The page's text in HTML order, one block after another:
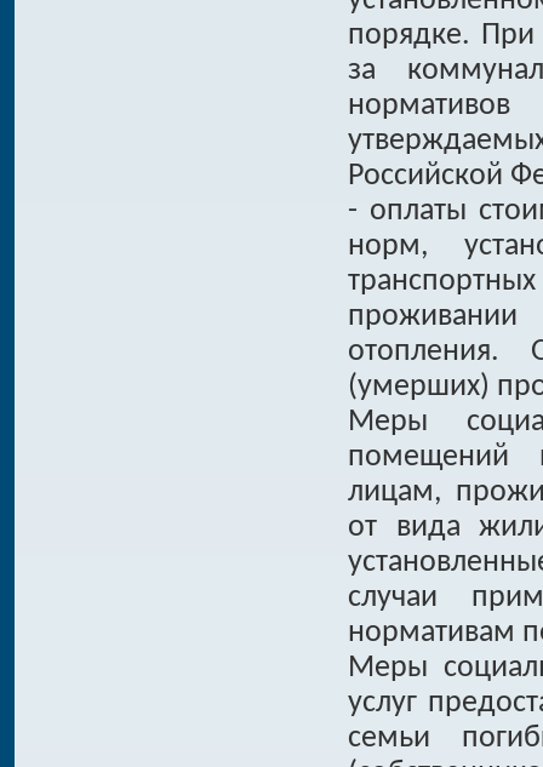
порядке. При
за
Российской
- оплаты
норм,
отопления.
(умерших)
Меры
помещений
лицам,
от вида
случаи
нормативам
Меры
услуг
семьи